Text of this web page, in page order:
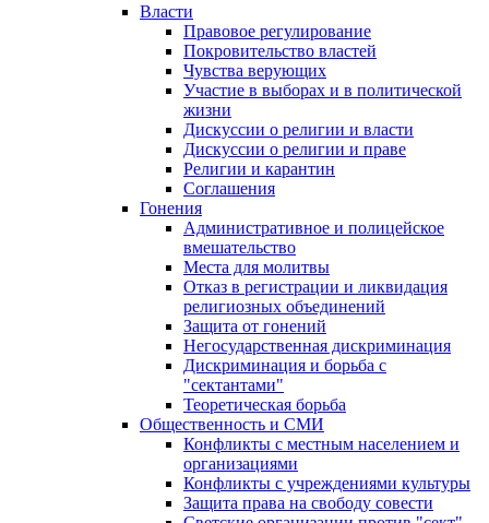
Власти
Правовое регулирование
Покровительство властей
Чувства верующих
Участие в выборах и в политической
жизни
Дискуссии о религии и власти
Дискуссии о религии и праве
Религии и карантин
Соглашения
Гонения
Административное и полицейское
вмешательство
Места для молитвы
Отказ в регистрации и ликвидация
религиозных объединений
Защита от гонений
Негосударственная дискриминация
Дискриминация и борьба с
"сектантами"
Теоретическая борьба
Общественность и СМИ
Конфликты с местным населением и
организациями
Конфликты с учреждениями культуры
Защита права на свободу совести